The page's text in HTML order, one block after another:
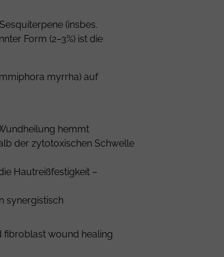
(insbes.
Form (2–3%) ist die
myrrha) auf
hemmt
der zytotoxischen Schwelle
Hautreißfestigkeit –
synergistisch
fibroblast wound healing